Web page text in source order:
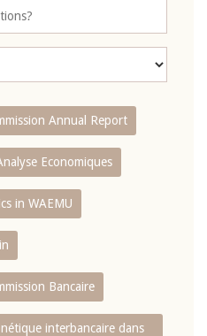
Annual Report
Economiques
in WAEMU
Bancaire
interbancaire dans